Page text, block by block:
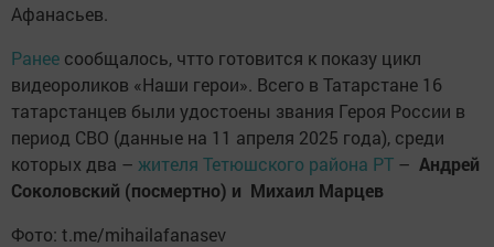
Афанасьев.
Ранее сообщалось, чтто готовится к показу цикл
видеороликов «Наши герои». Всего в Татарстане 16
татарстанцев были удостоены звания Героя России в
период СВО (данные на 11 апреля 2025 года), среди
которых два – жителя Тетюшского района РТ – Андрей
Соколовский (посмертно) и Михаил Марцев
Фото: t.me/mihailafanasev